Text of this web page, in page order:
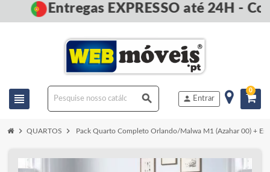
Entregas EXPRESSO até 24H -
view_headline search person Entrar
0
chevron_right QUARTOS chevron_right Pack Quarto Completo Orlando/Malwa M1 (Azahar 00) +